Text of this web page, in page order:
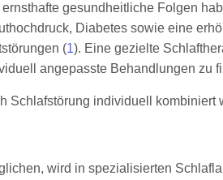
gesundheitliche Folgen
Diabetes sowie eine
(1). Eine gezielte
angepasste Behandlungen zu
Schlafstörung individuell kombiniert
wird in spezialisierten